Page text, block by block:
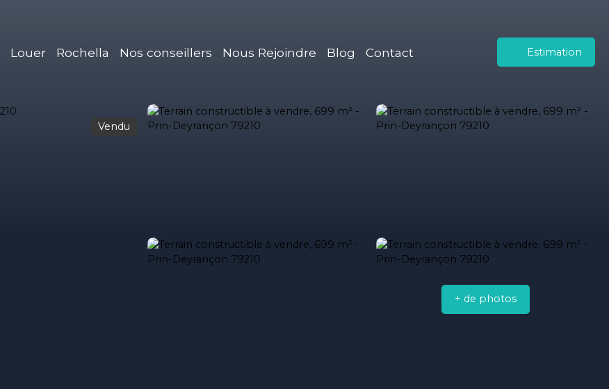
Louer Rochella Nos conseillers Nous Rejoindre Blog Contact Estimation
Vendu
+ de photos